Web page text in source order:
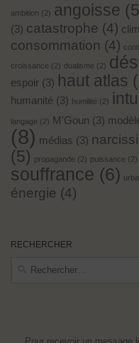
ambition (2) angoisse
(3) catastrophe (4)
consommation (4)
croissance (2) dualisme (2)
espoir (3) haut atlas
humanité (3) humilité (2)
langage (2) M'Goun (3)
(8) médias (3)
(5) propagande (2) puissance (2)
souffrance (6)
énergie (4)
RECHERCHER